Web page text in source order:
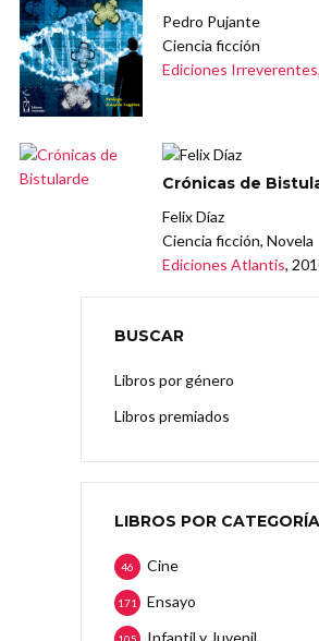
Pedro Pujante
Ciencia ficción
Ediciones
Crónicas de
Felix Díaz
Ciencia ficción, Novela
Ediciones Atlantis,
BUSCAR
Libros por género
Libros premiados
LIBROS POR CATEGORÍA
Cine
46
Ensayo
171
Infantil y Juvenil